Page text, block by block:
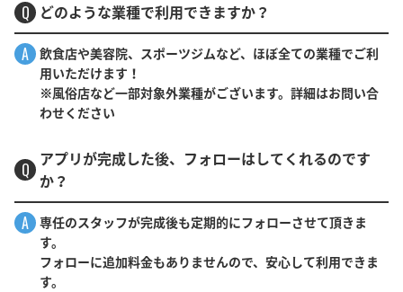
Q どのような業種で利用できますか？
A 飲食店や美容院、スポーツジムなど、ほぼ全ての業種でご利
用いただけます！
※風俗店など一部対象外業種がございます。詳細はお問い合
わせください
Q
アプリが完成した後、フォローはしてくれるのです
か？
A 専任のスタッフが完成後も定期的にフォローさせて頂きま
す。
フォローに追加料金もありませんので、安心して利用できま
す。